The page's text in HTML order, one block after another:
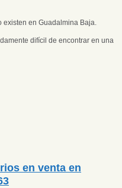
existen en Guadalmina Baja.
difícil de encontrar en una
en venta en